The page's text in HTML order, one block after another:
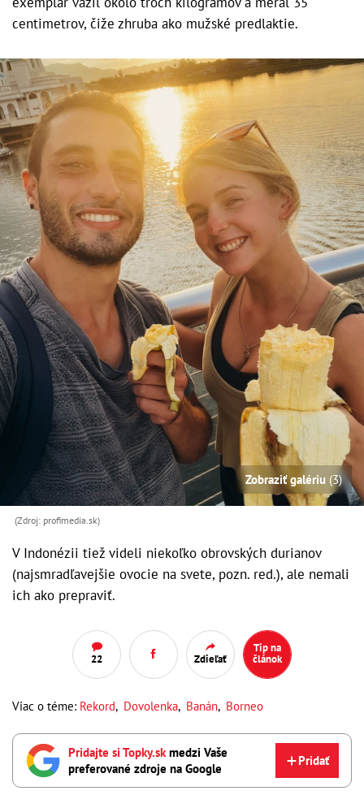
centimetrov, čiže zhruba ako mužské predlaktie.
Zobraziť galériu (3)
(Zdroj: profimedia.sk)
V Indonézii tiež videli niekoľko obrovských durianov
(najsmradľavejšie ovocie na svete, pozn. red.), ale nemali
ich ako prepraviť.
22 Zdieľať
Tip na
článok
Viac o téme: Rekord, Dovolenka, Banán, Borneo
Pridajte si Topky.sk medzi Vaše
preferované zdroje na Google
Pridať